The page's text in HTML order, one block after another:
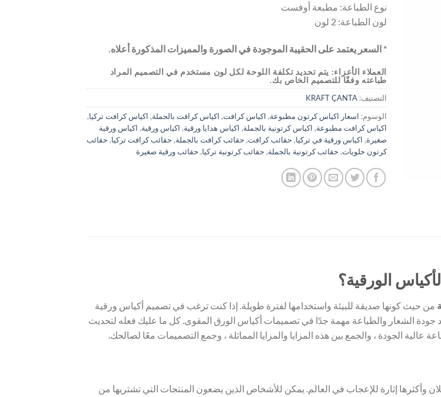
نوع الطباعة: مطبعة أوفست
لون الطباعة: 2 لون
* السعر يعتمد على الحقيبة الموجودة في الصورة والمميزات المذكورة أعلاه.
العملاء الأعزاء: يتم تحديد تكلفة اللوحة لكل لون مستخدم في التصميم المراد
طباعته وفقًا للتصميم الخاص بك.
التصنيف: KRAFT ÇANTA
الوسوم: اسعار اكياس كرتون مطبوعة, اكياس كرافت, اكياس كرافت بالجملة, اكياس كرافت تركيا,
اكياس كرافت مطبوعة, اكياس كرتونية بالجملة, اكياس هدايا ورقية, اكياس ورقية, اكياس ورقية
صغيرة, اكياس ورقية في تركيا, حقائب كرافت, حقائب كرافت بالجملة, حقائب كرافت تركيا, حقائب
كرتون حلويات, حقائب كرتونية بالجملة, حقائب كرتونية تركيا, حقائب ورقية صغيرة
الورقية؟
من حيث كونها صديقة للبيئة واستخدامها لفترة طويلة. إذا كنت ترغب في تصميم أكياس ورقية
الشعار والطباعة مهمة جدًا في تصميمات أكياس الورق المقوى. كل ما عليك فعله لتحديث
عالية الجودة ، والجمع بين هذه المزايا والمزايا المماثلة ، وجمع التصميمات معًا لصالحك.
وأكثرها إثارة للإعجاب في العالم. يمكن للأشخاص الذين يضعون المنتجات التي تشتريها من